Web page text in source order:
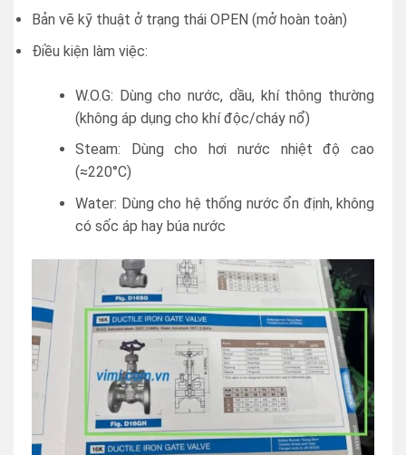
Bản vẽ kỹ thuật ở trạng thái OPEN (mở hoàn toàn)
Điều kiện làm việc:
W.O.G: Dùng cho nước, dầu, khí thông thường
(không áp dụng cho khí độc/cháy nổ)
Steam: Dùng cho hơi nước nhiệt độ cao
(≈220°C)
Water: Dùng cho hệ thống nước ổn định, không
có sốc áp hay búa nước